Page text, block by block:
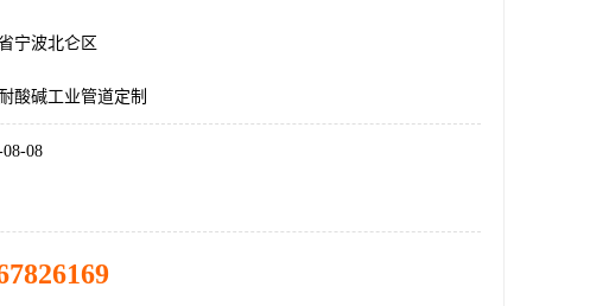
宁波北仑区
酸碱工业管道定制
08-08